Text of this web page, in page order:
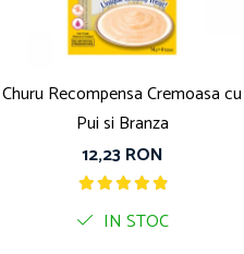
Churu Recompensa Cremoasa cu
Pui si Branza
12,23 RON
IN STOC